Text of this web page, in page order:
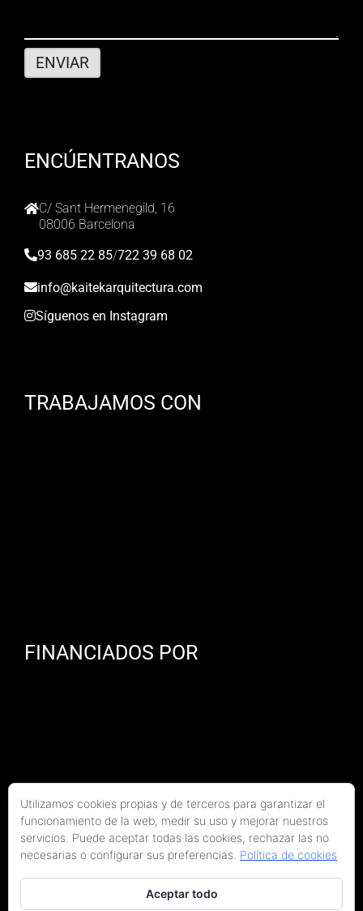
ENCÚENTRANOS
C/ Sant Hermenegild, 16
08006 Barcelona
93 685 22 85/722 39 68 02
info@kaitekarquitectura.com
Síguenos en Instagram
TRABAJAMOS CON
FINANCIADOS POR
Utilizamos cookies propias y de terceros para garantizar el
funcionamiento de la web, medir su uso y mejorar nuestros
servicios. Puede aceptar todas las cookies, rechazar las no
necesarias o configurar sus preferencias. Política de cookies
Aceptar todo